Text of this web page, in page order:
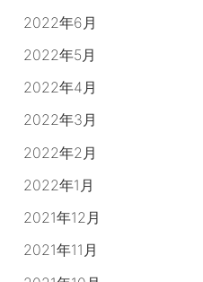
2022年6月
2022年5月
2022年4月
2022年3月
2022年2月
2022年1月
2021年12月
2021年11月